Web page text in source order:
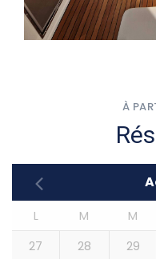
À
L M M
27
28 29